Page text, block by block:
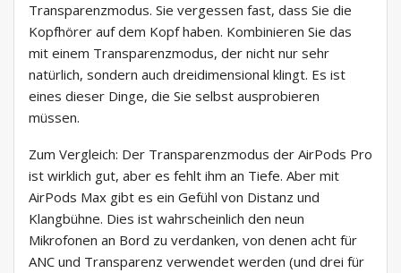
Transparenzmodus. Sie vergessen fast, dass Sie die
Kopfhörer auf dem Kopf haben. Kombinieren Sie das
mit einem Transparenzmodus, der nicht nur sehr
natürlich, sondern auch dreidimensional klingt. Es ist
eines dieser Dinge, die Sie selbst ausprobieren
müssen.
Zum Vergleich: Der Transparenzmodus der AirPods Pro
ist wirklich gut, aber es fehlt ihm an Tiefe. Aber mit
AirPods Max gibt es ein Gefühl von Distanz und
Klangbühne. Dies ist wahrscheinlich den neun
Mikrofonen an Bord zu verdanken, von denen acht für
ANC und Transparenz verwendet werden (und drei für